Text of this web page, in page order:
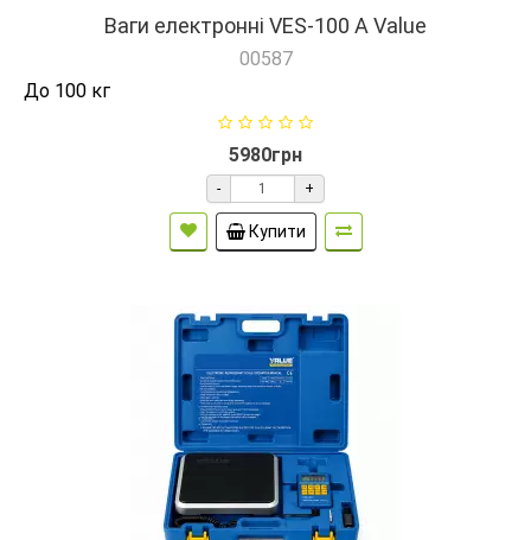
Ваги електронні VES-100 A Value
00587
До 100 кг
5980грн
- +
Купити